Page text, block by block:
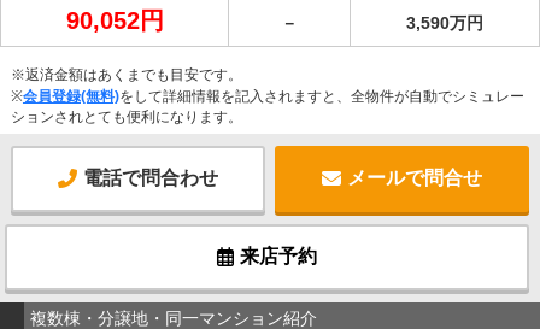
90,052円 － 3,590万円
※返済金額はあくまでも目安です。
※会員登録(無料)をして詳細情報を記入されますと、全物件が自動でシミュレー
ションされとても便利になります。
電話で問合わせ メールで問合せ
来店予約
複数棟・分譲地・同一マンション紹介